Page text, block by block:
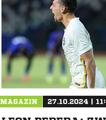
MAGAZIN 27.10.2024 |